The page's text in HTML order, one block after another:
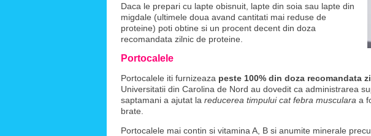
Daca le prepari cu lapte obisnuit, lapte din soia sau lapte din
migdale (ultimele doua avand cantitati mai reduse de
proteine) poti obtine si un procent decent din doza
recomandata zilnic de proteine.
Portocalele
Portocalele iti furnizeaza peste 100% din doza recomandata
Universitatii din Carolina de Nord au dovedit ca administrarea
saptamani a ajutat la reducerea timpului cat febra musculara a
brate.
Portocalele mai contin si vitamina A, B si anumite minerale